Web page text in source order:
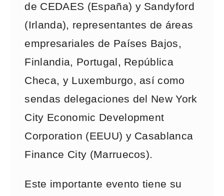
de CEDAES (España) y Sandyford
(Irlanda), representantes de áreas
empresariales de Países Bajos,
Finlandia, Portugal, República
Checa, y Luxemburgo, así como
sendas delegaciones del New York
City Economic Development
Corporation (EEUU) y Casablanca
Finance City (Marruecos).
Este importante evento tiene su